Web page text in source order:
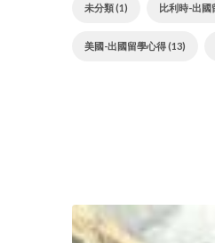
未分類 (1) 比利時-出國
美國-出國留學心得 (13)